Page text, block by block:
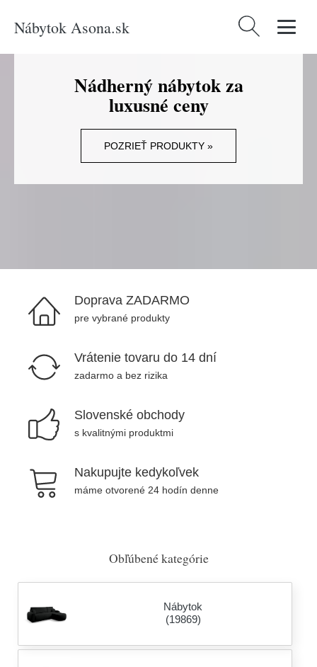
Nábytok Asona.sk Hľadať:
Nádherný nábytok za
luxusné ceny
POZRIEŤ PRODUKTY »
Doprava ZADARMO
pre vybrané produkty
Vrátenie tovaru do 14 dní
zadarmo a bez rizika
Slovenské obchody
s kvalitnými produktmi
Nakupujte kedykoľvek
máme otvorené 24 hodín denne
Obľúbené kategórie
Nábytok
(19869)